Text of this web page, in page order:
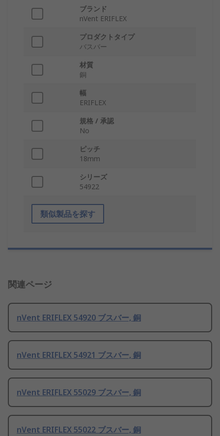
ブランド
nVent ERIFLEX
プロダクトタイプ
バスバー
材質
銅
幅
ERIFLEX
規格 / 承認
No
ピッチ
18mm
シリーズ
54922
類似製品を探す
関連ページ
nVent ERIFLEX 54920 ブスバー, 銅
nVent ERIFLEX 54921 ブスバー, 銅
nVent ERIFLEX 55029 ブスバー, 銅
nVent ERIFLEX 55022 ブスバー, 銅